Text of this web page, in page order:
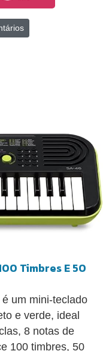
Timbres E 50
um mini-teclado
e verde, ideal
8 notas de
100 timbres, 50